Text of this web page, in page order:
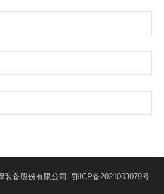
装备股份有限公司 鄂ICP备2021003079号